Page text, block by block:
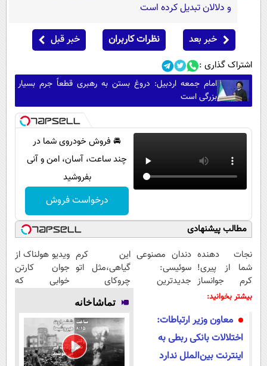
و دلالان تبدیل کرده است
خبر بعد نظرات کاربران خبر قبل
اشتراک گذاری :
امام جمعه اردبیل: دروغ بستن به رهبری قطعاً جرم بسیار
بزرگی است
🚘 فروش خودروی شما در
چند ساعت، آسان، امن و آنی
بفروشید
درخواست فروش
مطالب پیشنهادی
نجات دهنده
شما از پیری!
کرم جوانساز
جلبک
دندان مصنوعی
سوئیسی:
جدیدترین
پرداخت قسطی
این کرم
گیاهی،مثل اتو
چروکای
پوستتوصاف
میکنه!50%تخفیف
ویدیو هولناک از
جوان کارتن
خوابی که
بیشتر بخوانید:
معاون وزیر ارتباطات:
اختلالات بانکی ربطی به
اینترنت بین‌الملل ندارد
تماشاخانه